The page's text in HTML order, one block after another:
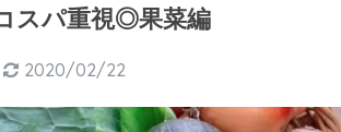
スパ重視◎果菜編
2020/02/22